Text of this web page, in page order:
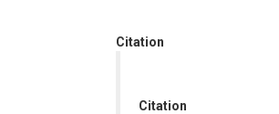
Citation
Citation